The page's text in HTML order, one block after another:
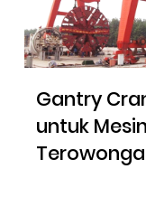
Gantry
untuk Mesin